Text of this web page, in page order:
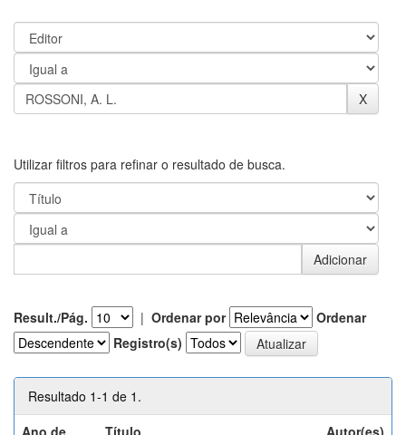
Utilizar filtros para refinar o resultado de busca.
Result./Pág. | Ordenar por
Ordenar
Registro(s)
Resultado 1-1 de 1.
Ano de
Título Autor(es)